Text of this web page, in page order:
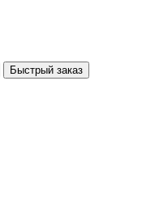
Быстрый заказ